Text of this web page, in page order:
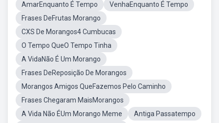
AmarEnquanto É Tempo
VenhaEnquanto É Tempo
Frases DeFrutas Morango
CXS De Morangos4 Cumbucas
O Tempo QueO Tempo Tinha
A VidaNão É Um Morango
Frases DeReposição De Morangos
Morangos Amigos QueFazemos Pelo Caminho
Frases Chegaram MaisMorangos
A Vida Não ÉUm Morango Meme
Antiga Passatempo